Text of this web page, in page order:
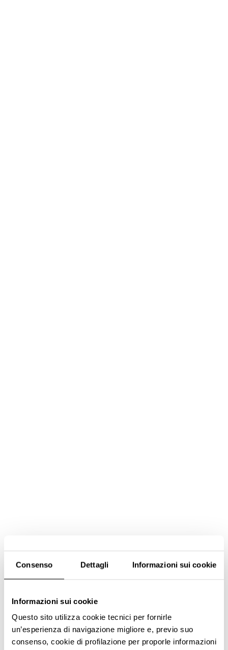
Consenso Dettagli Informazioni sui cookie
Informazioni sui cookie
Questo sito utilizza cookie tecnici per fornirle
un’esperienza di navigazione migliore e, previo suo
consenso, cookie di profilazione per proporle informazioni